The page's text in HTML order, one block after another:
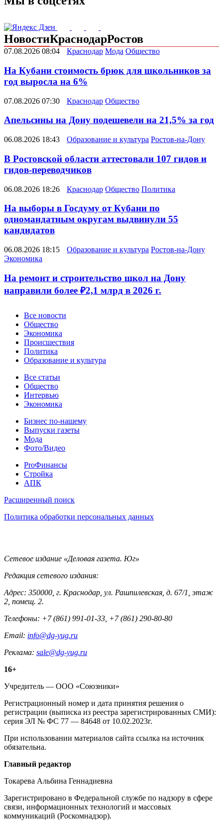
НовостиКраснодарРостов
07.08.2026 08:04 Краснодар Мода Общество
На Кубани стоимость брюк для школьников за
год выросла на 6%
07.08.2026 07:30 Краснодар Общество
Апельсины на Дону подешевели на 21,5% за год
06.08.2026 18:43 Образование и культура Ростов-на-Дону
В Ростовской области аттестовали 107 гидов и
гидов-переводчиков
06.08.2026 18:26 Краснодар Общество Политика
На выборы в Госдуму от Кубани по
одномандатным округам выдвинули 55
кандидатов
06.08.2026 18:15 Образование и культура Ростов-на-Дону
Экономика
На ремонт и строительство школ на Дону
направили более ₽2,1 млрд в 2026 г.
Новости
Все новости
Общество
Экономика
Происшествия
Политика
Образование и культура
Статьи
Все статьи
Общество
Интервью
Экономика
Разное
Бизнес по-нашему
Выпуски газеты
Мода
Фото/Видео
Pro
ProФинансы
Стройка
АПК
Информация
Расширенный поиск
Политика обработки персональных данных
Контакты
Сетевое издание «Деловая газета. Юг»
Редакция сетевого издания:
Адрес: 350000, г. Краснодар, ул. Рашпилевская, д. 67/1, этаж
2, помещ. 2.
Телефоны: +7 (861) 991-01-33, +7 (861) 290-80-80
Email: info@dg-yug.ru
Реклама: sale@dg-yug.ru
Информация
о
издании
16+
Учредитель — ООО «Союзники»
Регистрационный номер и дата принятия решения о
регистрации (выписка из реестра зарегистрированных СМИ):
серия ЭЛ № ФС 77 — 84648 от 10.02.2023г.
При использовании материалов сайта ссылка на источник
обязательна.
Редакция
Главный редактор
Токарева Альбина Геннадиевна
Зарегистрировано в Федеральной службе по надзору в сфере
связи, информационных технологий и массовых
коммуникаций (Роскомнадзор).